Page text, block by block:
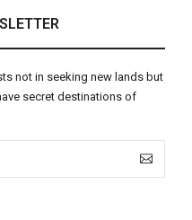
not in seeking new lands but
secret destinations of